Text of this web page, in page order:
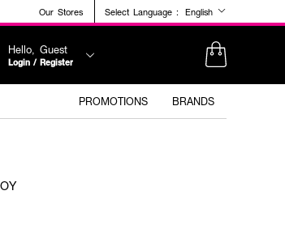
Our Stores Select Language : English
Hello, Guest
Login / Register
PROMOTIONS BRANDS